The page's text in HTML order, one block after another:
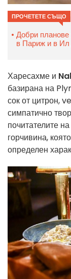
ПРОЧЕТЕТЕ СЪЩО
Добри планове
в Париж и в
Харесахме и
базирана на
сок от цитрон,
симпатично
почитателите
горчивина,
определен